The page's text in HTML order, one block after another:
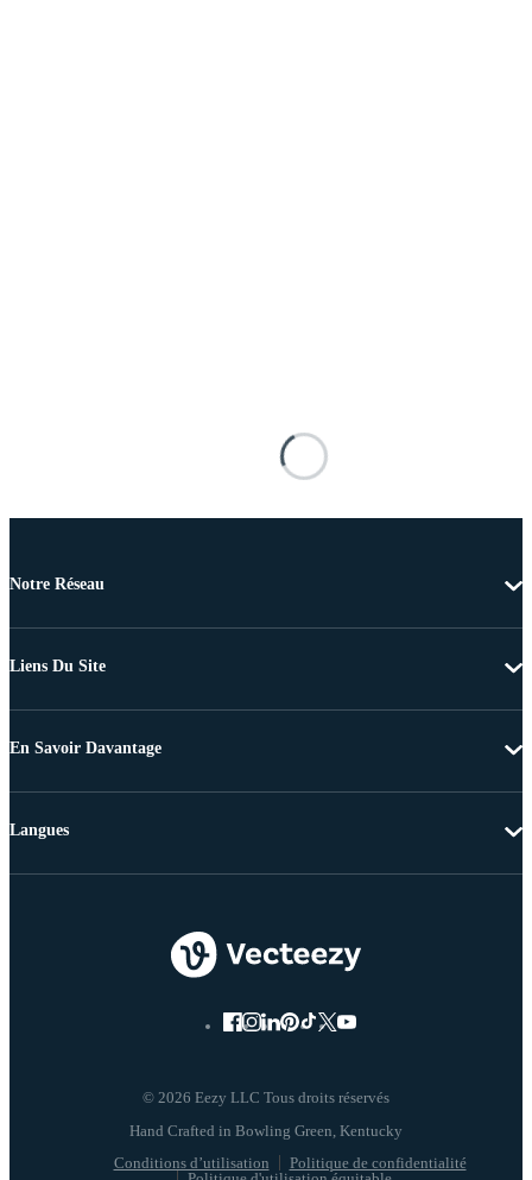
Notre Réseau
Liens Du Site
En Savoir Davantage
© 2026 Eezy LLC Tous droits réservés
Conditions d’utilisation
Politique de confidentialité
Langues